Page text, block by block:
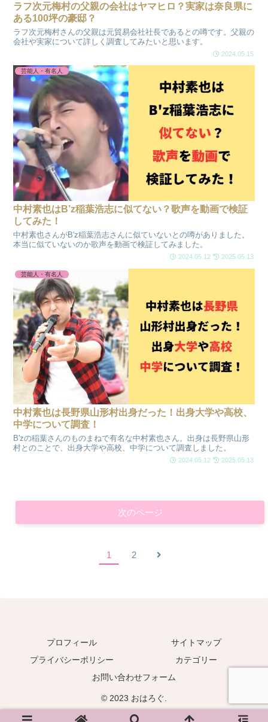
ラフ次元梅村の父親の会社はヤマヒロ？実家は奈良県に
ある100坪の豪邸？
ラフ次元梅村さんの父親は元貿易会社社長であるとの噂です。父親の
会社や実家について詳しく調査してみたいと思います。
2024.05.15
芸能人・有名人
中村素也はB’z稲葉浩志に似てない？歌声を動画で検証
してみた！
中村素也さんがB'z稲葉浩志さんに似ていないとの噂がありました。
本当に似ていないのか歌声を動画で検証してみました。
2024.05.12 2025.05.13
芸能人・有名人
中村素也は長野県山形村出身だった！出身大学や高校、
中学について調査！
B'zの稲葉さんのものまねで有名な中村素也さん。出身は長野県山形
村とのことで、出身大学や高校、中学について調査しました。
2024.05.12 2025.05.13
次のページ
1 2
次
プロフィール
サイトマップ
プライバシーポリシー
カテゴリー
お問い合わせフォーム
© 2023 おはろぐ.